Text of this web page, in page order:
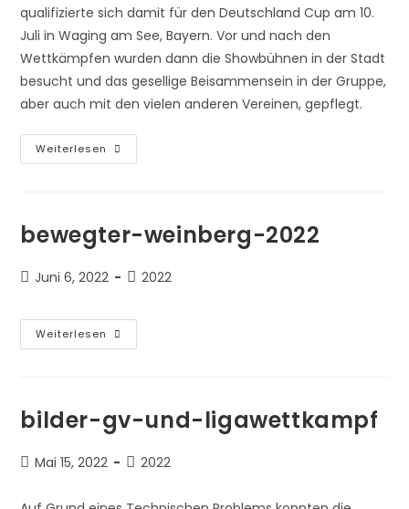
qualifizierte sich damit für den Deutschland Cup am 10.
Juli in Waging am See, Bayern. Vor und nach den
Wettkämpfen wurden dann die Showbühnen in der Stadt
besucht und das gesellige Beisammensein in der Gruppe,
aber auch mit den vielen anderen Vereinen, gepflegt.
Weiterlesen Landesturnfest-
Lahr-
bewegter-weinberg-2022
Beitrag
Juni 6, 2022
Beitrags-
2022
Weiterlesen Bewegter-
Weinberg-
bilder-gv-und-ligawettkampf
Beitrag
Mai 15, 2022
Beitrags-
2022